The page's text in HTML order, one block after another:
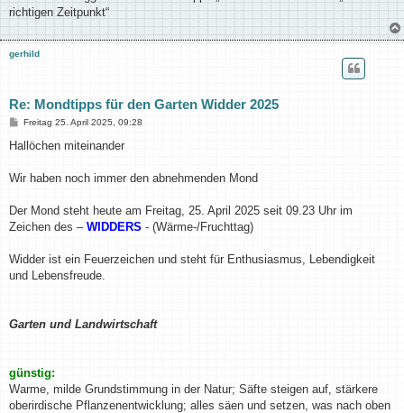
richtigen Zeitpunkt“
gerhild
Re: Mondtipps für den Garten Widder 2025
B
i
a
Freitag 25. April 2025, 09:28
Hallöchen miteinander
Wir haben noch immer den abnehmenden Mond
Der Mond steht heute am Freitag, 25. April 2025 seit 09.23 Uhr im
Zeichen des – WIDDERS - (Wärme-/Fruchttag)
Widder ist ein Feuerzeichen und steht für Enthusiasmus, Lebendigkeit
und Lebensfreude.
Garten und Landwirtschaft
günstig:
Warme, milde Grundstimmung in der Natur; Säfte steigen auf, stärkere
oberirdische Pflanzenentwicklung; alles säen und setzen, was nach oben